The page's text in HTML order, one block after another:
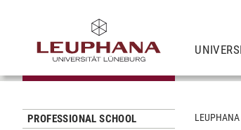
PROFESSIONAL SCHOOL
LEUPHANA